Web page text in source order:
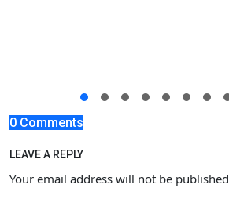
0 Comments
LEAVE A REPLY
Your email address will not be published